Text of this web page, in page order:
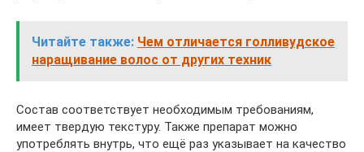
Читайте также: Чем отличается голливудское
наращивание волос от других техник
Состав соответствует необходимым требованиям,
имеет твердую текстуру. Также препарат можно
употреблять внутрь, что ещё раз указывает на качество